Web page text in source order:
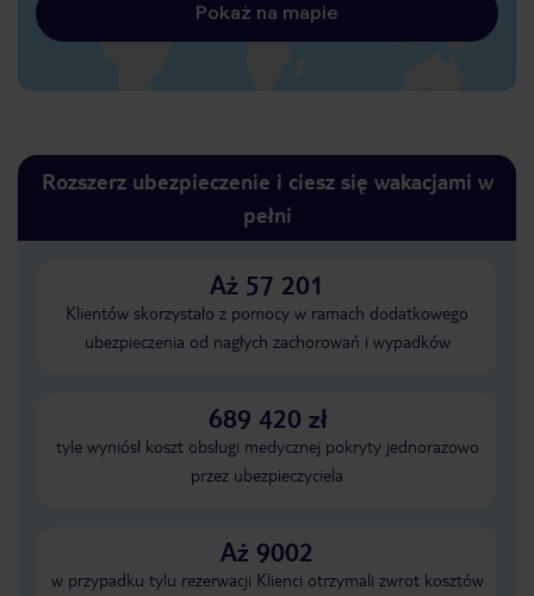
Pokaż na mapie
Rozszerz ubezpieczenie i ciesz się wakacjami w
pełni
Aż 57 201
Klientów skorzystało z pomocy w ramach dodatkowego
ubezpieczenia od nagłych zachorowań i wypadków
689 420 zł
tyle wyniósł koszt obsługi medycznej pokryty jednorazowo
przez ubezpieczyciela
Aż 9002
w przypadku tylu rezerwacji Klienci otrzymali zwrot kosztów